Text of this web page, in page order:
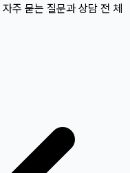
자주 묻는 질문과 상담 전 체